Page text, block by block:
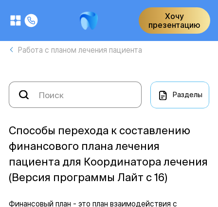
Хочу
презентацию
Работа с планом лечения пациента
Разделы
Способы перехода к составлению
финансового плана лечения
пациента для Координатора лечения
(Версия программы Лайт с 16)
Финансовый план - это план взаимодействия с